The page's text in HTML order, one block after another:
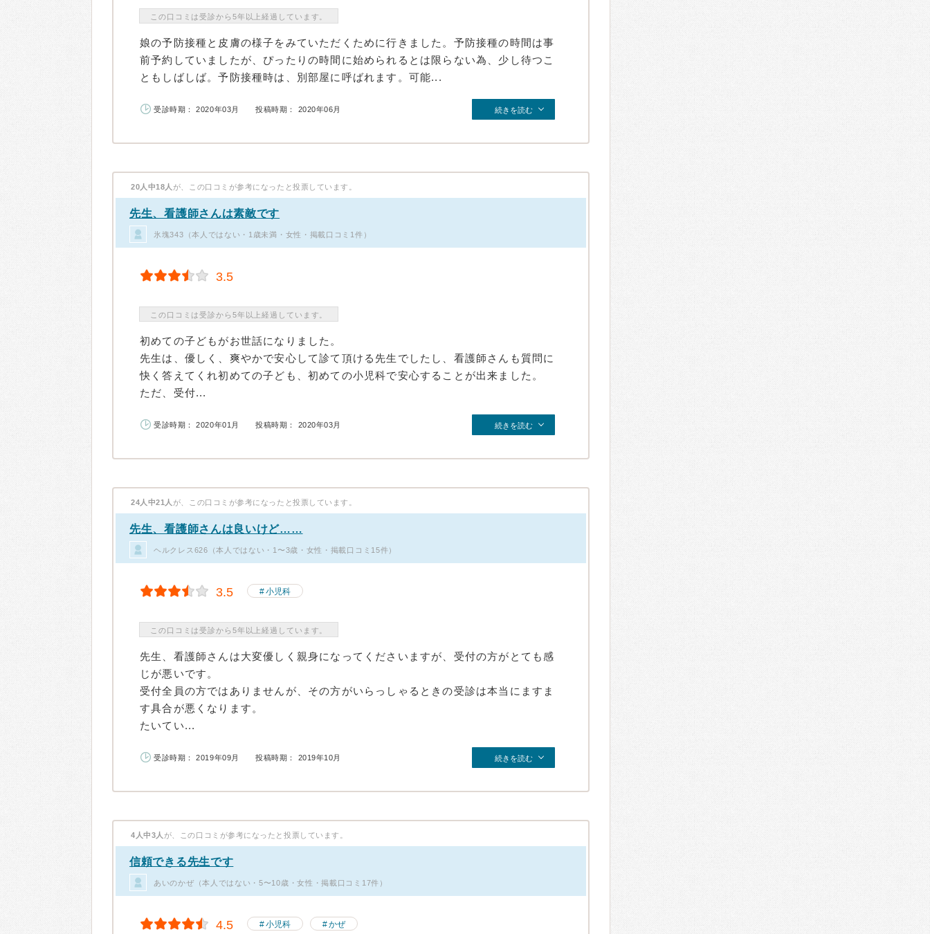
この口コミは受診から5年以上経過しています。
娘の予防接種と皮膚の様子をみていただくために行きました。予防接種の時間は事
前予約していましたが、ぴったりの時間に始められるとは限らない為、少し待つこ
ともしばしば。予防接種時は、別部屋に呼ばれます。可能...
受診時期： 2020年03月 投稿時期： 2020年06月 続きを読む
20人中18人 が、この口コミが参考になったと投票しています。
先生、看護師さんは素敵です
氷塊343（本人ではない・1歳未満・女性・掲載口コミ1件）
3.5
この口コミは受診から5年以上経過しています。
初めての子どもがお世話になりました。
先生は、優しく、爽やかで安心して診て頂ける先生でしたし、看護師さんも質問に
快く答えてくれ初めての子ども、初めての小児科で安心することが出来ました。
ただ、受付...
受診時期： 2020年01月 投稿時期： 2020年03月 続きを読む
24人中21人 が、この口コミが参考になったと投票しています。
先生、看護師さんは良いけど……
ヘルクレス626（本人ではない・1〜3歳・女性・掲載口コミ15件）
3.5 小児科
この口コミは受診から5年以上経過しています。
先生、看護師さんは大変優しく親身になってくださいますが、受付の方がとても感
じが悪いです。
受付全員の方ではありませんが、その方がいらっしゃるときの受診は本当にますま
す具合が悪くなります。
たいてい...
受診時期： 2019年09月 投稿時期： 2019年10月 続きを読む
4人中3人 が、この口コミが参考になったと投票しています。
信頼できる先生です
あいのかぜ（本人ではない・5〜10歳・女性・掲載口コミ17件）
4.5 小児科 かぜ